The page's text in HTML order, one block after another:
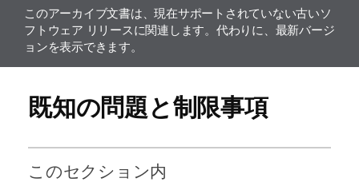
このアーカイブ文書は、現在サポートされていない古いソ
フトウェア リリースに関連します。代わりに、最新バージ
ョンを表示できます。
既知の問題と制限事項
このセクション内